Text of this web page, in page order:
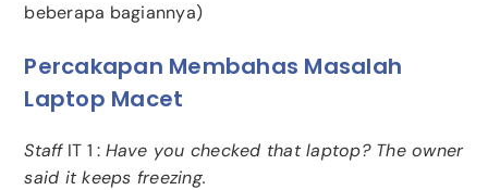
beberapa bagiannya)
Percakapan Membahas Masalah
Laptop Macet
StaffIT 1 : Have you checked that laptop? The owner
said it keeps freezing.